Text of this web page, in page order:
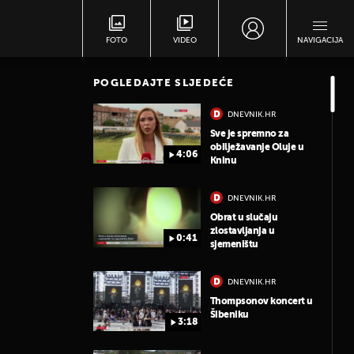
FOTO VIDEO NAVIGACIJA
POGLEDAJTE SLJEDEĆE
4:06
DNEVNIK.HR
Sve je spremno za
obilježavanje Oluje u
Kninu
0:41
DNEVNIK.HR
Obrat u slučaju
zlostavljanja u
sjemeništu
3:18
DNEVNIK.HR
Thompsonov koncert u
Šibeniku